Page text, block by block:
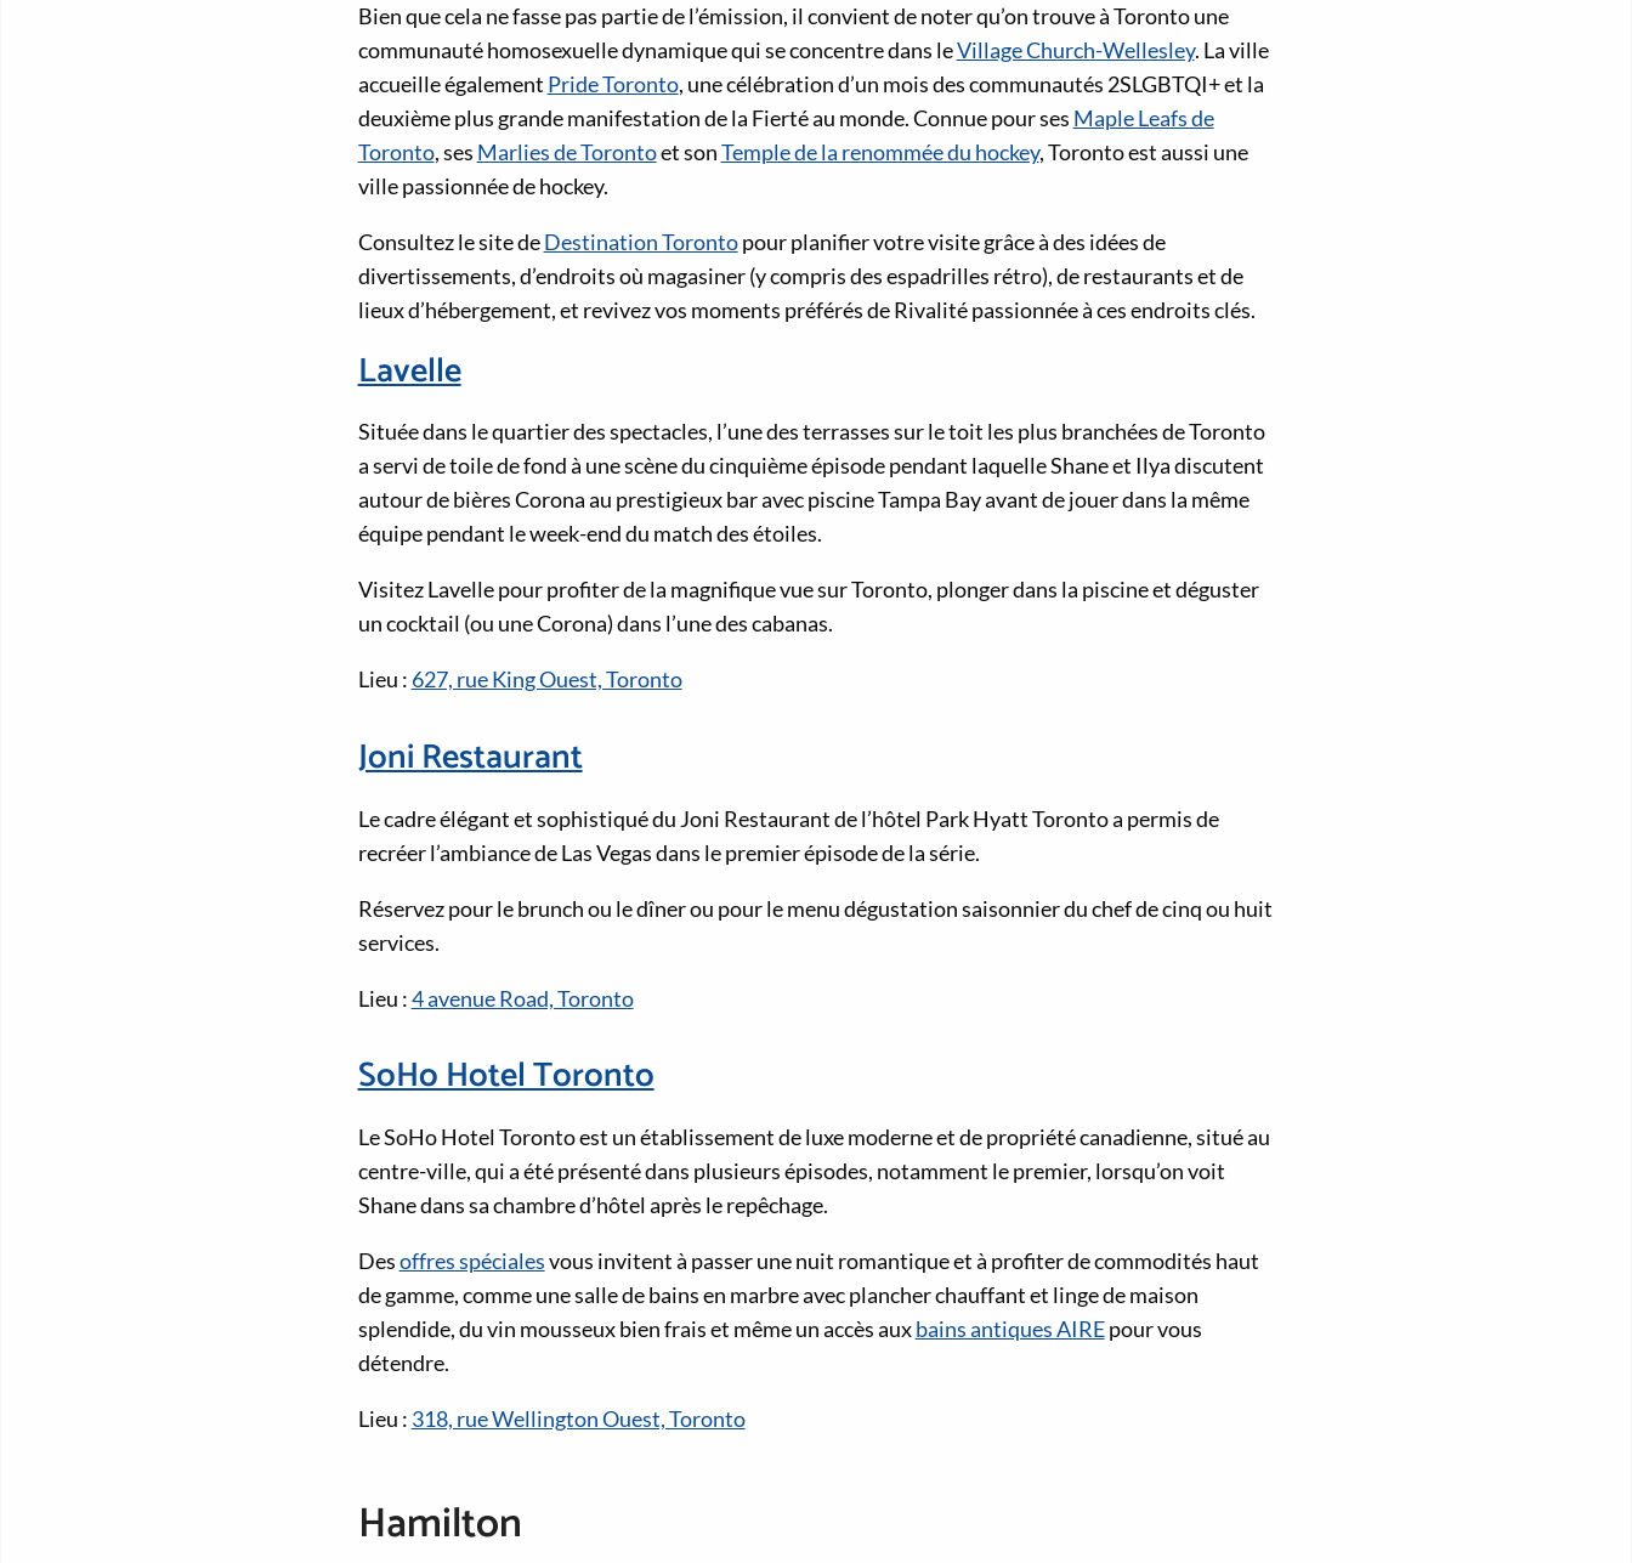
Bien que cela ne fasse pas partie de l’émission, il convient de noter qu’on trouve à Toronto une
communauté homosexuelle dynamique qui se concentre dans leVillage Church-Wellesley. La ville
accueille également Pride Toronto, une célébration d’un mois des communautés 2SLGBTQI+ et la
deuxième plus grande manifestation de la Fierté au monde. Connue pour ses Maple Leafs de
Toronto, ses Marlies de Torontoet sonTemple de la renommée du hockey, Toronto est aussi une
ville passionnée de hockey.
Consultez le site deDestination Torontopour planifier votre visite grâce à des idées de
divertissements, d’endroits où magasiner (y compris des espadrilles rétro), de restaurants et de
lieux d’hébergement, et revivez vos moments préférés de Rivalité passionnée à ces endroits clés.
Lavelle
Située dans le quartier des spectacles, l’une des terrasses sur le toit les plus branchées de Toronto
a servi de toile de fond à une scène du cinquième épisode pendant laquelle Shane et Ilya discutent
autour de bières Corona au prestigieux bar avec piscine Tampa Bay avant de jouer dans la même
équipe pendant le week-end du match des étoiles.
Visitez Lavelle pour profiter de la magnifique vue sur Toronto, plonger dans la piscine et déguster
un cocktail (ou une Corona) dans l’une des cabanas.
Lieu : 627, rue King Ouest, Toronto
Joni Restaurant
Le cadre élégant et sophistiqué du Joni Restaurant de l’hôtel Park Hyatt Toronto a permis de
recréer l’ambiance de Las Vegas dans le premier épisode de la série.
Réservez pour le brunch ou le dîner ou pour le menu dégustation saisonnier du chef de cinq ou huit
services.
Lieu :4 avenue Road, Toronto
SoHo Hotel Toronto
Le SoHo Hotel Toronto est un établissement de luxe moderne et de propriété canadienne, situé au
centre-ville, qui a été présenté dans plusieurs épisodes, notamment le premier, lorsqu’on voit
Shane dans sa chambre d’hôtel après le repêchage.
Desoffres spécialesvous invitent à passer une nuit romantique et à profiter de commodités haut
de gamme, comme une salle de bains en marbre avec plancher chauffant et linge de maison
splendide, du vin mousseux bien frais et même un accès auxbains antiques AIREpour vous
détendre.
Lieu : 318, rue Wellington Ouest, Toronto
Hamilton